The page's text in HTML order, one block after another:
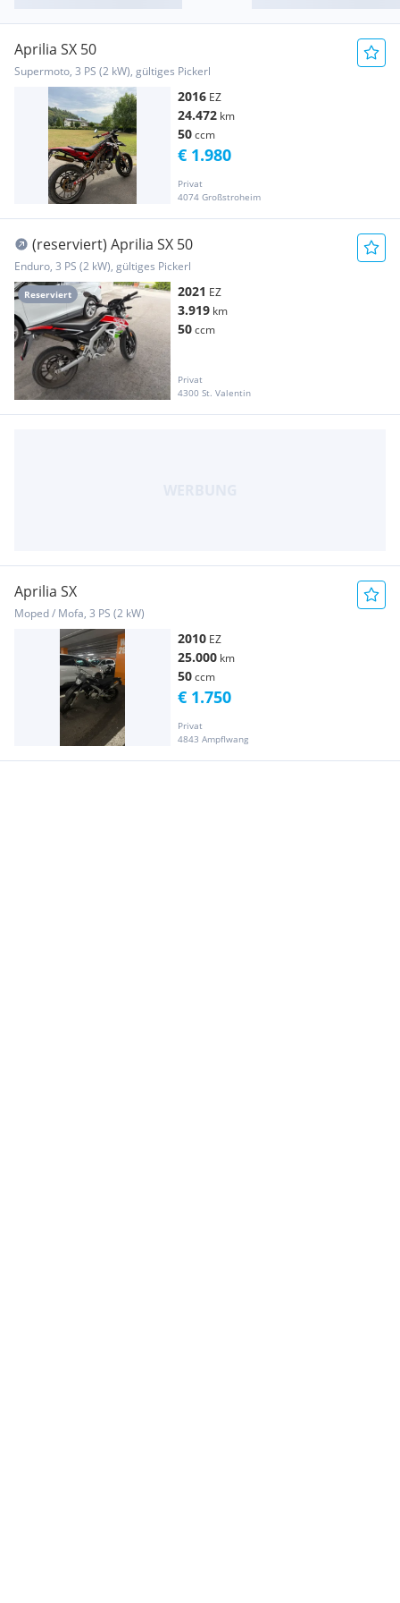
Aprilia SX 50
Supermoto, 3 PS (2 kW), gültiges Pickerl
2016 EZ
24.472 km
50ccm
Privat
4074 Großstroheim
€ 1.980
Reserviert
(reserviert) Aprilia SX 50
Enduro, 3 PS (2 kW), gültiges Pickerl
2021 EZ
3.919 km
50ccm
Privat
4300 St. Valentin
Aprilia SX
Moped / Mofa, 3 PS (2 kW)
2010 EZ
25.000 km
50ccm
Privat
4843 Ampflwang
€ 1.750